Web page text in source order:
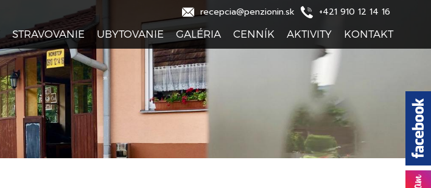
recepcia@penzionin.sk +421 910 12 14 16
STRAVOVANIE UBYTOVANIE GALÉRIA CENNÍK AKTIVITY KONTAKT